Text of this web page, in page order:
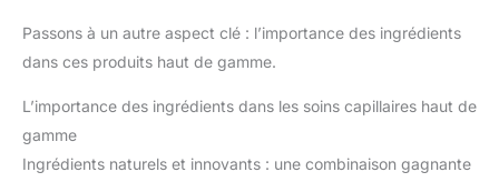
Passons à un autre aspect clé : l’importance des ingrédients
dans ces produits haut de gamme.
L’importance des ingrédients dans les soins capillaires haut de
gamme
Ingrédients naturels et innovants : une combinaison gagnante